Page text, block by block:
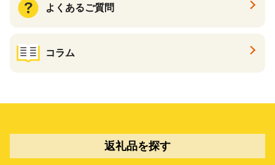
よくあるご質問
コラム
返礼品を探す